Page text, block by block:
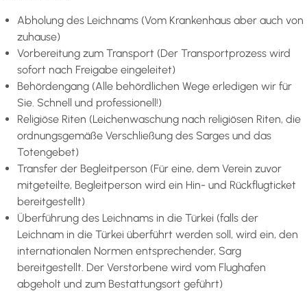
Abholung des Leichnams (Vom Krankenhaus aber auch von
zuhause)
Vorbereitung zum Transport (Der Transportprozess wird
sofort nach Freigabe eingeleitet)
Behördengang (Alle behördlichen Wege erledigen wir für
Sie. Schnell und professionell!)
Religiöse Riten (Leichenwaschung nach religiösen Riten, die
ordnungsgemäße Verschließung des Sarges und das
Totengebet)
Transfer der Begleitperson (Für eine, dem Verein zuvor
mitgeteilte, Begleitperson wird ein Hin- und Rückflugticket
bereitgestellt)
Überführung des Leichnams in die Türkei (falls der
Leichnam in die Türkei überführt werden soll, wird ein, den
internationalen Normen entsprechender, Sarg
bereitgestellt. Der Verstorbene wird vom Flughafen
abgeholt und zum Bestattungsort geführt)